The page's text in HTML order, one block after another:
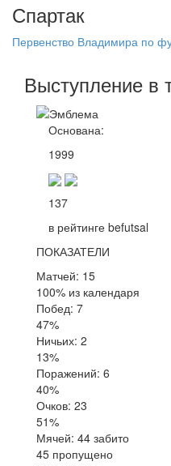
Спартак
Первенство Владимира по
Выступление в
Основана:
1999
137
в рейтинге befutsal
ПОКАЗАТЕЛИ
Матчей: 15
100% из календаря
Побед: 7
47%
Ничьих: 2
13%
Поражений: 6
40%
Очков: 23
51%
Мячей: 44 забито
45 пропущено